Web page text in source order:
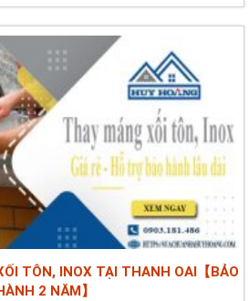
TÔN, INOX TẠI THANH OAI【BẢO
2 NĂM】